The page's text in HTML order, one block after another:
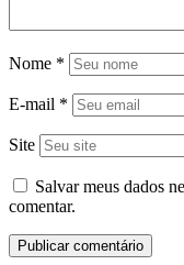
Nome *
E-mail *
Site
Salvar meus dados
comentar.